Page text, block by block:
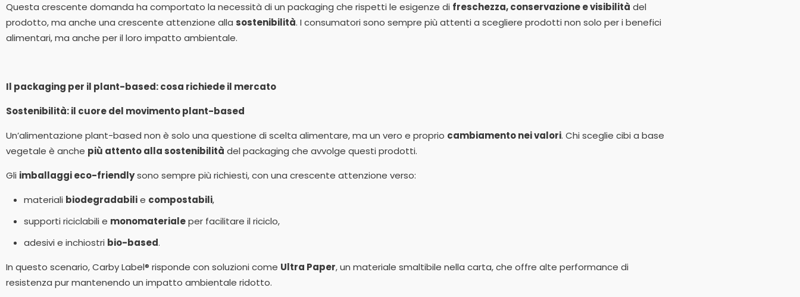
Questa crescente domanda ha comportato la necessità di un packaging che rispetti le esigenze di freschezza, conservazione e visibilità del
prodotto, ma anche una crescente attenzione alla sostenibilità. I consumatori sono sempre più attenti a scegliere prodotti non solo per i benefici
alimentari, ma anche per il loro impatto ambientale.
Il packaging per il plant-based: cosa richiede il mercato
Sostenibilità: il cuore del movimento plant-based
Un’alimentazione plant-based non è solo una questione di scelta alimentare, ma un vero e proprio cambiamento nei valori. Chi sceglie cibi a base
vegetale è anche più attento alla sostenibilità del packaging che avvolge questi prodotti.
Gli imballaggi eco-friendlysono sempre più richiesti, con una crescente attenzione verso:
materiali biodegradabilie compostabili,
supporti riciclabili e monomaterialeper facilitare il riciclo,
adesivi e inchiostri bio-based.
In questo scenario, Carby Label® risponde con soluzioni come Ultra Paper, un materiale smaltibile nella carta, che offre alte performance di
resistenza pur mantenendo un impatto ambientale ridotto.